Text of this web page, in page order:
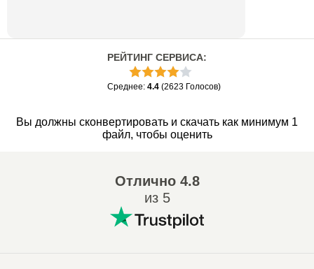
РЕЙТИНГ СЕРВИСА:
Среднее: 4.4 (2623 Голосов)
Вы должны сконвертировать и скачать как минимум 1
файл, чтобы оценить
Отлично4.8
из 5